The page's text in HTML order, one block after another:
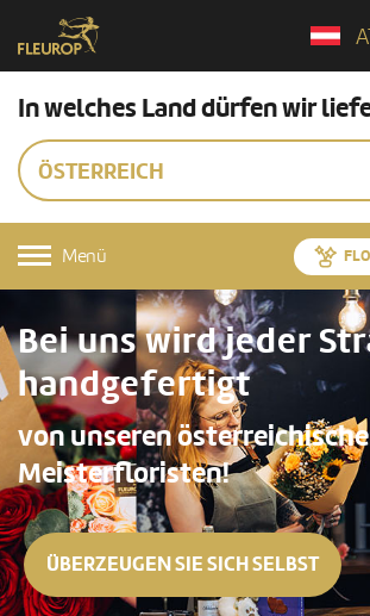
In welches Land dürfen wir
ÖSTERREICH
Menü
Bei uns wird jeder
handgefertigt
von unseren
Meisterfloristen!
ÜBERZEUGEN SIE SICH SELBST